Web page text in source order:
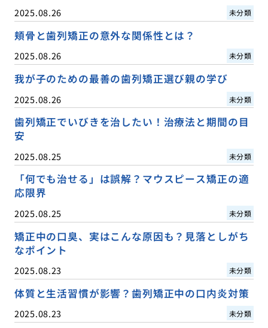
2025.08.26 未分類
頬骨と歯列矯正の意外な関係性とは？
2025.08.26 未分類
我が子のための最善の歯列矯正選び親の学び
2025.08.26 未分類
歯列矯正でいびきを治したい！治療法と期間の目
安
2025.08.25 未分類
「何でも治せる」は誤解？マウスピース矯正の適
応限界
2025.08.25 未分類
矯正中の口臭、実はこんな原因も？見落としがち
なポイント
2025.08.23 未分類
体質と生活習慣が影響？歯列矯正中の口内炎対策
2025.08.23 未分類